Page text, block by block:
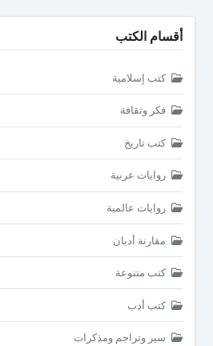
أقسام الكتب
كتب إسلامية
فكر وثقافة
كتب تاريخ
روايات عربية
روايات عالمية
مقارنة أديان
كتب متنوعة
كتب أدب
سير وتراجم ومذكرات